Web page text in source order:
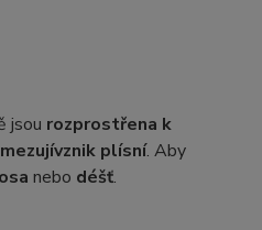
jsou rozprostřena k
vznik plísní. Aby
nebo déšť.